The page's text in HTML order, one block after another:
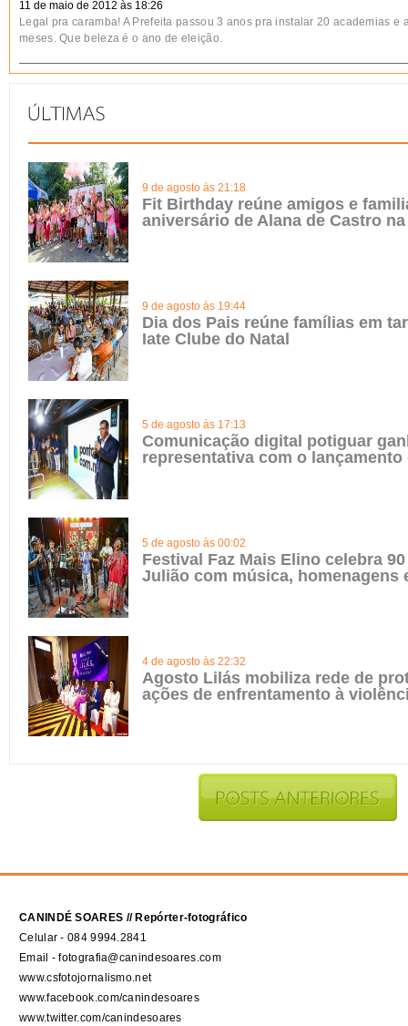
11 de maio de 2012 às 18:26
Legal pra caramba! A Prefeita passou 3 anos pra instalar 20 academias e
meses. Que beleza é o ano de eleição.
9 de agosto às 21:18
Fit Birthday reúne amigos e
aniversário de Alana de Castro
9 de agosto às 19:44
Dia dos Pais reúne famílias em
Iate Clube do Natal
5 de agosto às 17:13
Comunicação digital potiguar
representativa com o lançamento
5 de agosto às 00:02
Festival Faz Mais Elino celebra
Julião com música, homenagens
4 de agosto às 22:32
Agosto Lilás mobiliza rede de
ações de enfrentamento à
CANINDÉ SOARES // Repórter-fotográfico
Celular - 084 9994.2841
Email - fotografia@canindesoares.com
www.csfotojornalismo.net
www.facebook.com/canindesoares
www.twitter.com/canindesoares